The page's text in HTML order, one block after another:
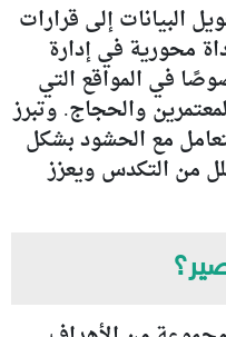
البيانات إلى قرارات
محورية في إدارة
في المواقع التي
والحجاج. وتبرز
مع الحشود بشكل
من التكدس ويعزز